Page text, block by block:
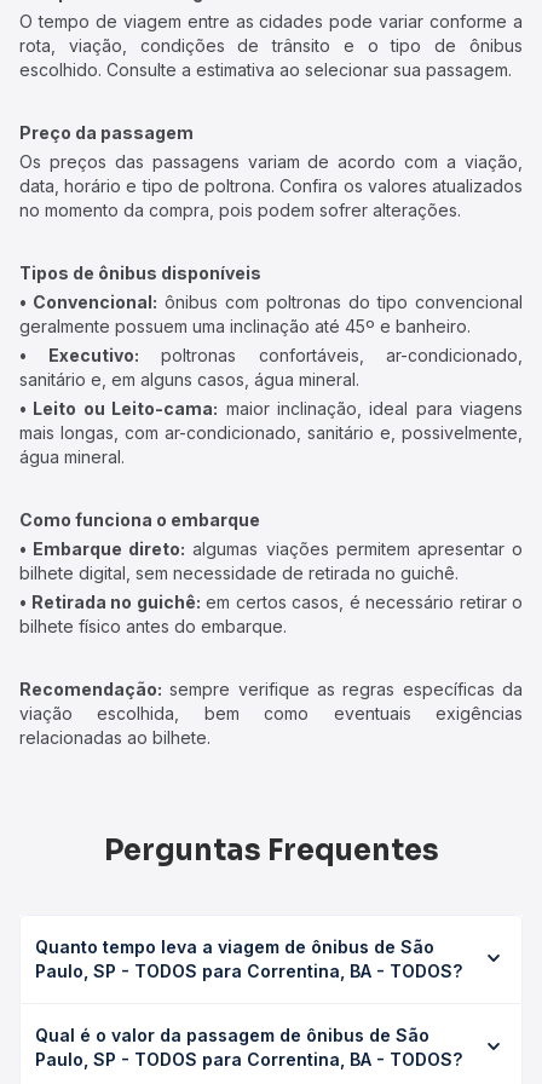
O tempo de viagem entre as cidades pode variar conforme a
rota, viação, condições de trânsito e o tipo de ônibus
escolhido. Consulte a estimativa ao selecionar sua passagem.
Preço da passagem
Os preços das passagens variam de acordo com a viação,
data, horário e tipo de poltrona. Confira os valores atualizados
no momento da compra, pois podem sofrer alterações.
Tipos de ônibus disponíveis
• Convencional: ônibus com poltronas do tipo convencional
geralmente possuem uma inclinação até 45º e banheiro.
• Executivo: poltronas confortáveis, ar-condicionado,
sanitário e, em alguns casos, água mineral.
• Leito ou Leito-cama: maior inclinação, ideal para viagens
mais longas, com ar-condicionado, sanitário e, possivelmente,
água mineral.
Como funciona o embarque
• Embarque direto: algumas viações permitem apresentar o
bilhete digital, sem necessidade de retirada no guichê.
• Retirada no guichê: em certos casos, é necessário retirar o
bilhete físico antes do embarque.
Recomendação: sempre verifique as regras específicas da
viação escolhida, bem como eventuais exigências
relacionadas ao bilhete.
Perguntas Frequentes
Quanto tempo leva a viagem de ônibus de São
Paulo, SP - TODOS para Correntina, BA - TODOS?
Correntina, BA - TODOS leva em média 33h 13min,
podendo variar conforme a viação, o tipo de serviço
Qual é o valor da passagem de ônibus de São
Paulo, SP - TODOS para Correntina, BA - TODOS?